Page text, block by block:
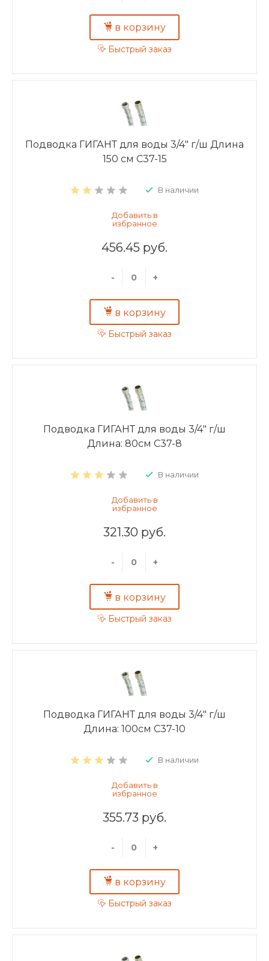
в корзину
Быстрый заказ
Подводка ГИГАНТ для воды 3/4" г/ш Длина
150 см C37-15
В наличии
456.45 руб.
- +
в корзину
Быстрый заказ
Подводка ГИГАНТ для воды 3/4" г/ш
Длина: 80см C37-8
В наличии
321.30 руб.
- +
в корзину
Быстрый заказ
Подводка ГИГАНТ для воды 3/4" г/ш
Длина: 100см C37-10
В наличии
355.73 руб.
- +
в корзину
Быстрый заказ